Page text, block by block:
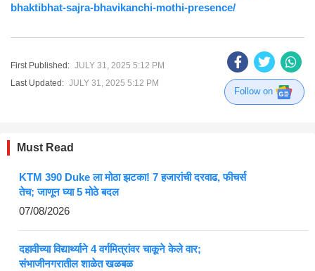
bhaktibhat-sajra-bhavikanchi-mothi-presence/
First Published: JULY 31, 2025 5:12 PM
Last Updated: JULY 31, 2025 5:12 PM
Follow on
Must Read
KTM 390 Duke ला मोठा झटका! 7 हजारांची दरवाढ, फीचर्स
तेच; जाणून घ्या 5 मोठे बदल
07/08/2026
दहावीच्या विद्यार्थ्याने 4 वर्गमित्रांवर चाकूने केले वार;
संभाजीनगरातील शाळेत खळबळ